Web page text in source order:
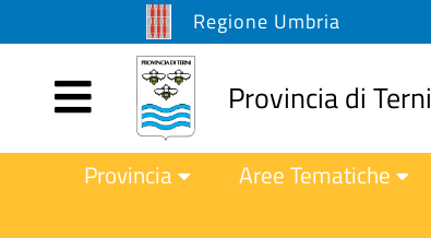
Regione Umbria
Provincia di Terni
Provincia Aree Tematiche